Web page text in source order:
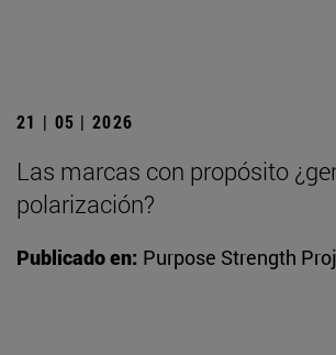
21 | 05 | 2026
Las marcas con propósito
polarización?
Publicado en: Purpose Strength